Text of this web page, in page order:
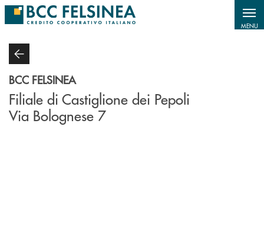
Salta al contenuto principale
MENU
BCC FELSINEA
Filiale di Castiglione dei Pepoli
Via Bolognese 7